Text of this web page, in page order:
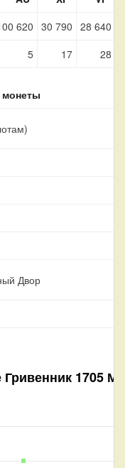
620 30 790 28 640
5 17 28
Двор
Гривенник 1705 М